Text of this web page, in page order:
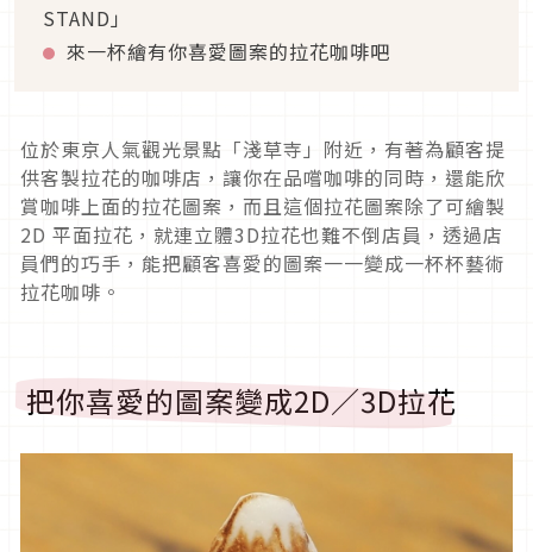
STAND」
來一杯繪有你喜愛圖案的拉花咖啡吧
位於東京人氣觀光景點「淺草寺」附近，有著為顧客提
供客製拉花的咖啡店，讓你在品嚐咖啡的同時，還能欣
賞咖啡上面的拉花圖案，而且這個拉花圖案除了可繪製
2D 平面拉花，就連立體3D拉花也難不倒店員，透過店
員們的巧手，能把顧客喜愛的圖案一一變成一杯杯藝術
拉花咖啡。
把你喜愛的圖案變成2D／3D拉花